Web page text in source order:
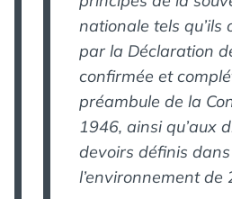
nationale tels qu’ils
par la Déclaration
confirmée et
préambule de la
1946, ainsi qu’aux
devoirs définis
l’environnement de